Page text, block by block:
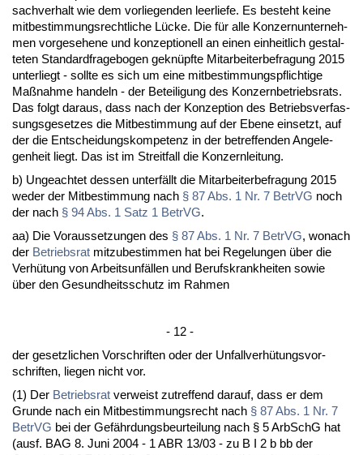
sach­ver­halt wie dem vor­lie­gen­den leer­lie­fe. Es be­steht kei­ne
mit­be­stim­mungs­recht­li­che Lücke. Die für al­le Kon­zern­un­ter­neh­
men vor­ge­se­he­ne und kon­zep­tio­nell an ei­nen ein­heit­lich ge­stal­
te­ten Stan­dard­fra­ge­bo­gen ge­knüpfte Mit­ar­bei­ter­be­fra­gung 2015
un­ter­liegt - soll­te es sich um ei­ne mit­be­stim­mungs­pflich­ti­ge
Maßnah­me han­deln - der Be­tei­li­gung des Kon­zern­be­triebs­rats.
Das folgt dar­aus, dass nach der Kon­zep­ti­on des Be­triebs­ver­fas­
sungs­ge­set­zes die Mit­be­stim­mung auf der Ebe­ne ein­setzt, auf
der die Ent­schei­dungs­kom­pe­tenz in der be­tref­fen­den An­ge­le­
gen­heit liegt. Das ist im Streit­fall die Kon­zern­lei­tung.
b) Un­ge­ach­tet des­sen un­terfällt die Mit­ar­bei­ter­be­fra­gung 2015
we­der der Mit­be­stim­mung nach § 87 Abs. 1 Nr. 7 Be­trVG noch
der nach § 94 Abs. 1 Satz 1 Be­trVG.
aa) Die Vor­aus­set­zun­gen des § 87 Abs. 1 Nr. 7 Be­trVG, wo­nach
der Be­triebs­rat mit­zu­be­stim­men hat bei Re­ge­lun­gen über die
Verhütung von Ar­beits­unfällen und Be­rufs­krank­hei­ten so­wie
über den Ge­sund­heits­schutz im Rah­men
- 12 -
der ge­setz­li­chen Vor­schrif­ten oder der Un­fall­verhütungs­vor­
schrif­ten, lie­gen nicht vor.
(1) Der Be­triebs­rat ver­weist zu­tref­fend dar­auf, dass er dem
Grun­de nach ein Mit­be­stim­mungs­recht nach § 87 Abs. 1 Nr. 7
Be­trVG bei der Gefähr­dungs­be­ur­tei­lung nach § 5 Ar­bSchG hat
(ausf. BAG 8. Ju­ni 2004 - 1 ABR 13/03 - zu B I 2 b bb der